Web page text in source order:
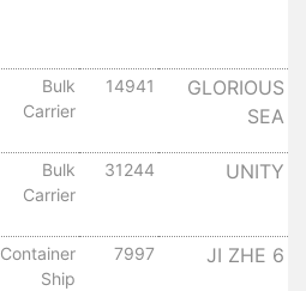
GLORIOUS
SEA
14941
Bulk
Carrier
UNITY
31244
Bulk
Carrier
JI ZHE 6
7997
Container
Ship